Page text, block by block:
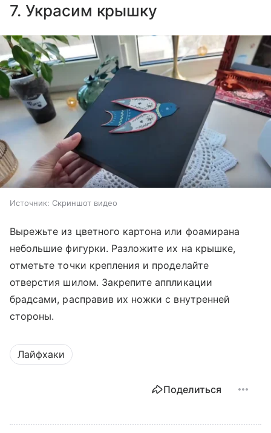
7. Украсим крышку
Источник: Скриншот видео
Вырежьте из цветного картона или фоамирана
небольшие фигурки. Разложите их на крышке,
отметьте точки крепления и проделайте
отверстия шилом. Закрепите аппликации
брадсами, расправив их ножки с внутренней
стороны.
Лайфхаки
Поделиться